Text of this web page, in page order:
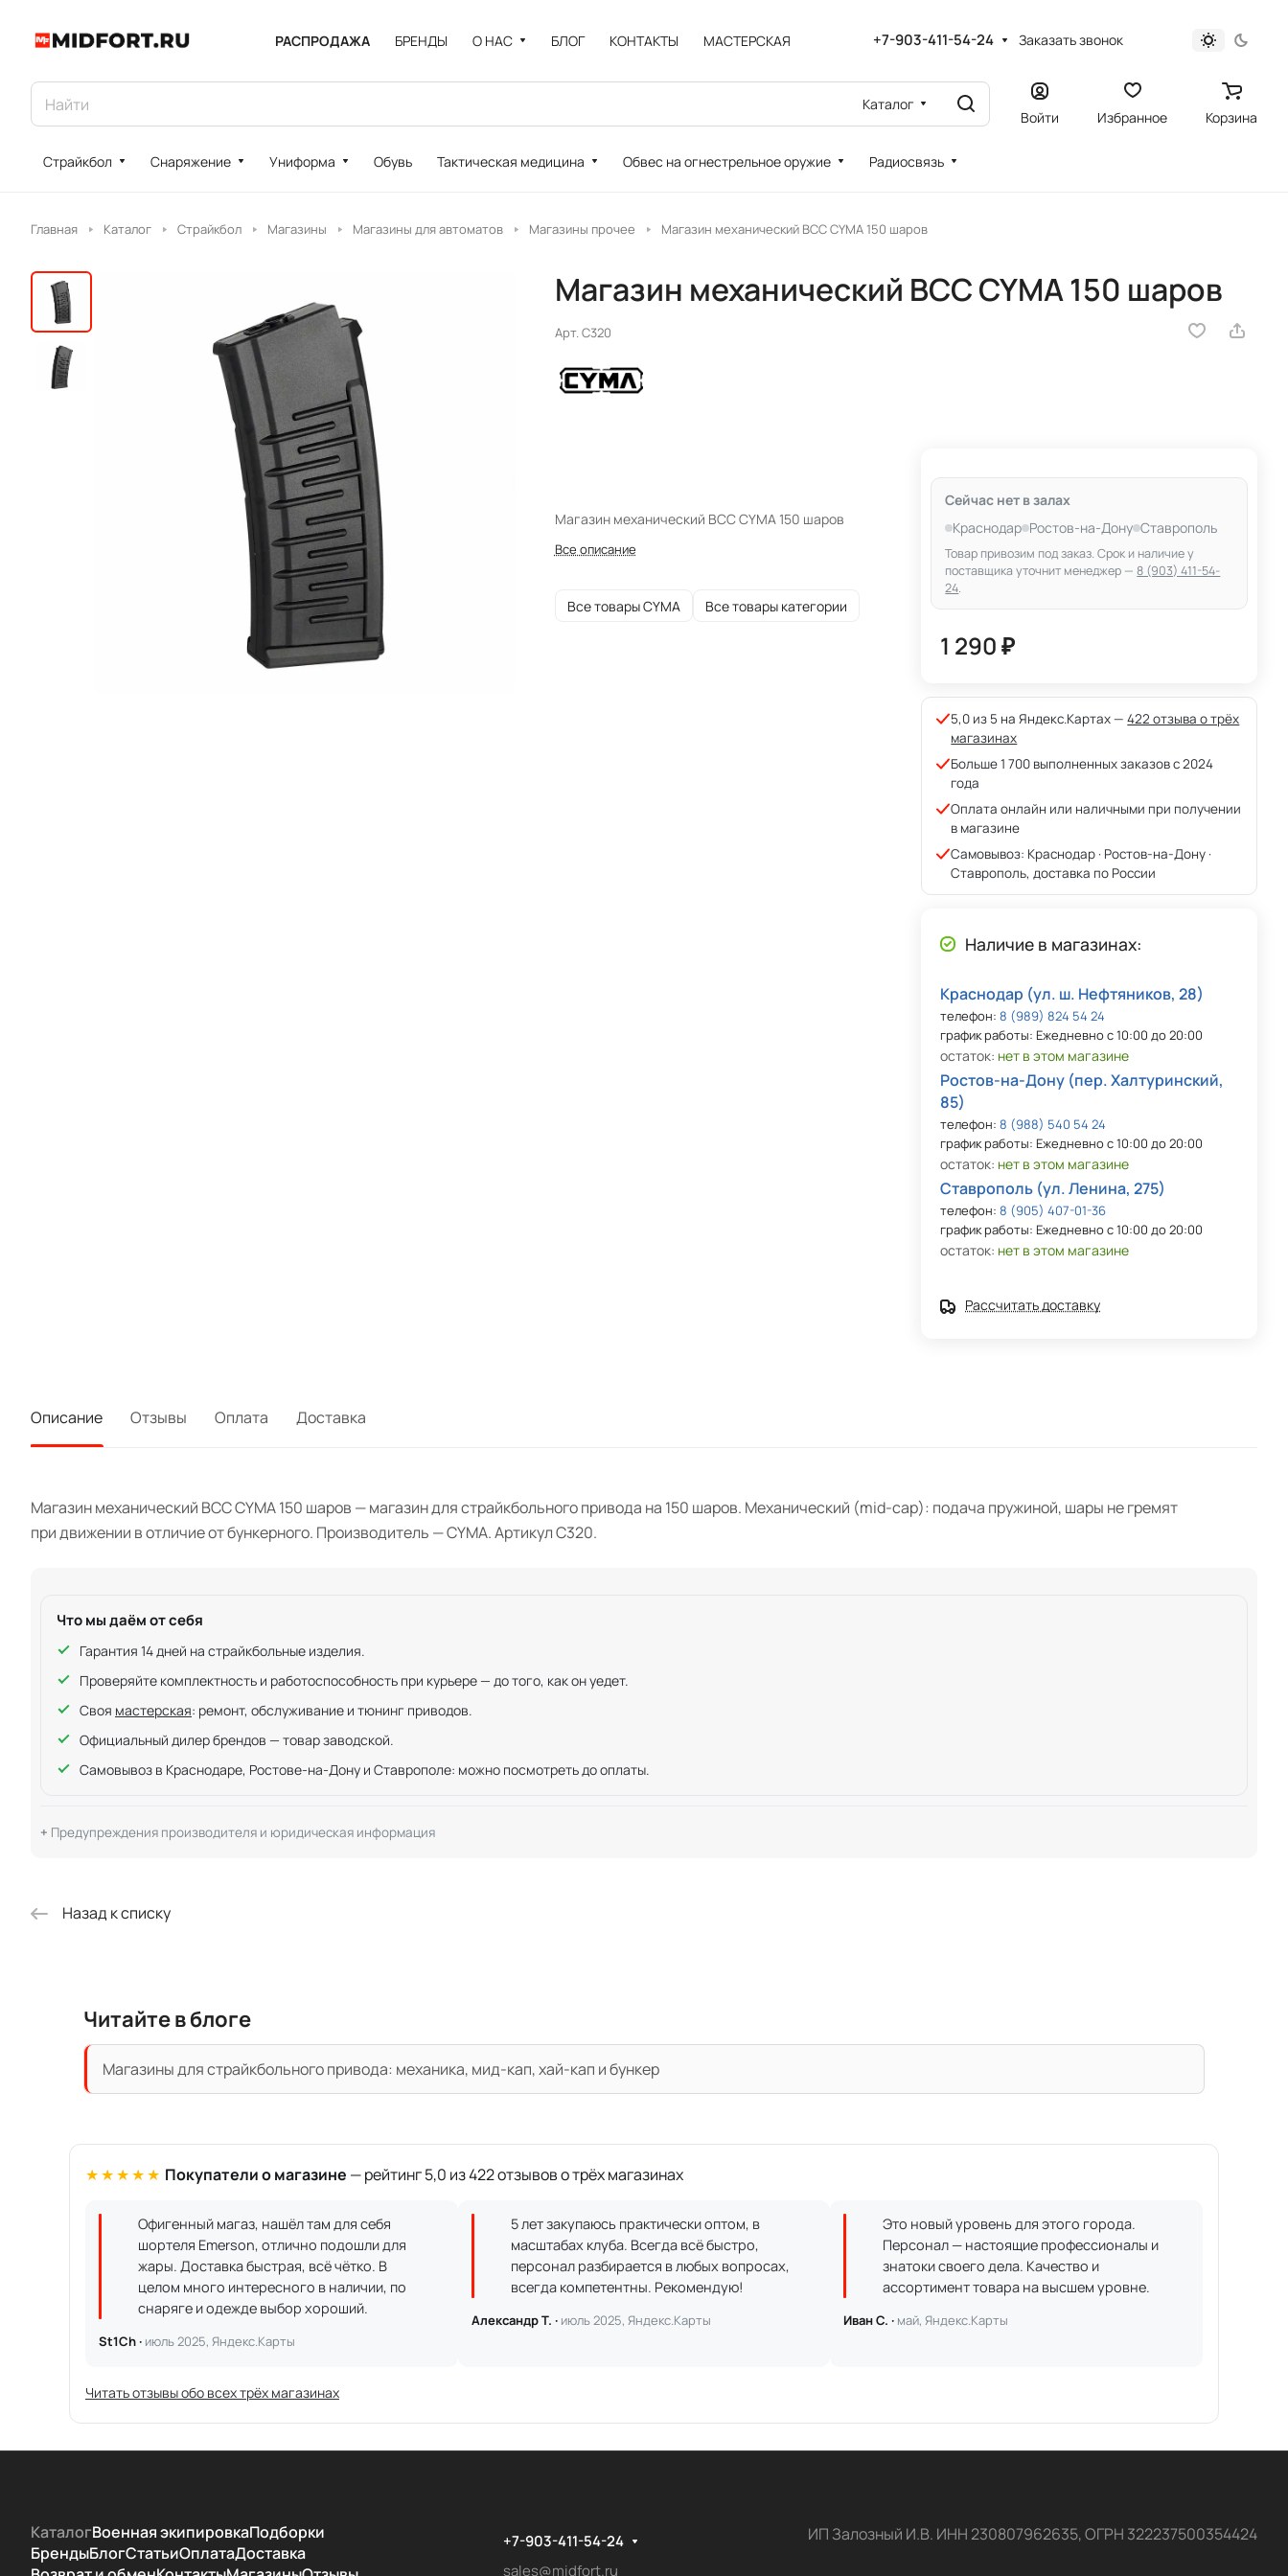
РАСПРОДАЖА БРЕНДЫ О НАС БЛОГ КОНТАКТЫ МАСТЕРСКАЯ +7-903-411-54-24 Заказать звонок
Каталог
Войти Избранное Корзина
Страйкбол Снаряжение Униформа Обувь Тактическая медицина Обвес на огнестрельное оружие Радиосвязь
Главная Каталог Страйкбол Магазины Магазины для автоматов Магазины прочее Магазин механический ВСС CYMA 150 шаров
Магазин механический ВСС CYMA 150 шаров
Арт.C320
Магазин механический ВСС CYMA 150 шаров
Все описание
Все товары CYMA Все товары категории
Сейчас нет в залах
Краснодар Ростов-на-Дону Ставрополь
Товар привозим под заказ. Срок и наличие у
поставщика уточнит менеджер —8 (903) 411-54-
24.
1 290 ₽
5,0 из 5 на Яндекс.Картах —422 отзыва о трёх
магазинах
Больше 1 700 выполненных заказов с 2024
года
Оплата онлайн или наличными при получении
в магазине
Самовывоз: Краснодар · Ростов-на-Дону ·
Ставрополь, доставка по России
Наличие в магазинах:
Краснодар (ул. ш. Нефтяников, 28)
телефон:8 (989) 824 54 24
график работы: Ежедневно с 10:00 до 20:00
остаток: нет в этом магазине
Ростов-на-Дону (пер. Халтуринский,
85)
телефон:8 (988) 540 54 24
график работы: Ежедневно с 10:00 до 20:00
остаток: нет в этом магазине
Ставрополь (ул. Ленина, 275)
телефон:8 (905) 407-01-36
график работы: Ежедневно с 10:00 до 20:00
остаток: нет в этом магазине
Рассчитать доставку
Описание Отзывы Оплата Доставка
Магазин механический ВСС CYMA 150 шаров — магазин для страйкбольного привода на 150 шаров. Механический (mid-cap): подача пружиной, шары не гремят
при движении в отличие от бункерного. Производитель — CYMA. Артикул C320.
Что мы даём от себя
Гарантия 14 дней на страйкбольные изделия.
Проверяйте комплектность и работоспособность при курьере — до того, как он уедет.
Своя мастерская: ремонт, обслуживание и тюнинг приводов.
Официальный дилер брендов — товар заводской.
Самовывоз в Краснодаре, Ростове-на-Дону и Ставрополе: можно посмотреть до оплаты.
Предупреждения производителя и юридическая информация
Назад к списку
Читайте в блоге
Магазины для страйкбольного привода: механика, мид-кап, хай-кап и бункер
★★★★★ Покупатели о магазине — рейтинг 5,0 из 422 отзывов о трёх магазинах
Офигенный магаз, нашёл там для себя
шортеля Emerson, отлично подошли для
жары. Доставка быстрая, всё чётко. В
целом много интересного в наличии, по
снаряге и одежде выбор хороший.
St1Ch · июль 2025, Яндекс.Карты
5 лет закупаюсь практически оптом, в
масштабах клуба. Всегда всё быстро,
персонал разбирается в любых вопросах,
всегда компетентны. Рекомендую!
Александр Т. · июль 2025, Яндекс.Карты
Это новый уровень для этого города.
Персонал — настоящие профессионалы и
знатоки своего дела. Качество и
ассортимент товара на высшем уровне.
Иван С. · май, Яндекс.Карты
Читать отзывы обо всех трёх магазинах
КаталогВоенная экипировкаПодборки
БрендыБлогСтатьиОплатаДоставка
+7-903-411-54-24
sales@midfort.ru
ИП Залозный И.В. ИНН 230807962635, ОГРН 322237500354424